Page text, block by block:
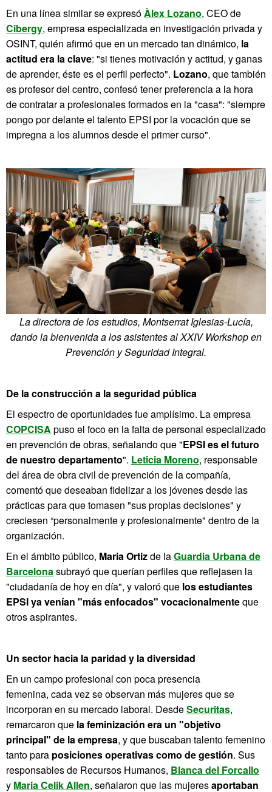
En una línea similar se expresóÀlex Lozano, CEO de
Cibergy, empresa especializada en investigación privada y
OSINT, quién afirmó que en un mercado tan dinámico, la
actitud era la clave: "si tienes motivación y actitud, y ganas
de aprender, éste es el perfil perfecto". Lozano, que también
es profesor del centro, confesó tener preferencia a la hora
de contratar a profesionales formados en la "casa": "siempre
pongo por delante el talento EPSI por la vocación que se
impregna a los alumnos desde el primer curso".
La directora de los estudios, Montserrat Iglesias-Lucía,
dando la bienvenida a los asistentes al XXIV Workshop en
Prevención y Seguridad Integral.
De la construcción a la seguridad pública
El espectro de oportunidades fue amplísimo. La empresa
COPCISA puso el foco en la falta de personal especializado
en prevención de obras, señalando que "EPSI es el futuro
de nuestro departamento". Leticia Moreno, responsable
del área de obra civil de prevención de la compañía,
comentó que deseaban fidelizar a los jóvenes desde las
prácticas para que tomasen "sus propias decisiones" y
creciesen “personalmente y profesionalmente" dentro de la
organización.
En el ámbito público, Maria Ortizde laGuardia Urbana de
Barcelonasubrayó que querían perfiles que reflejasen la
"ciudadanía de hoy en día", y valoró que los estudiantes
EPSI ya venían "más enfocados" vocacionalmenteque
otros aspirantes.
Un sector hacia la paridad y la diversidad
En un campo profesional con poca presencia
femenina, cada vez se observan más mujeres que se
incorporan en su mercado laboral. DesdeSecuritas,
remarcaron que la feminización era un "objetivo
principal" de la empresa, y que buscaban talento femenino
tanto para posiciones operativas como de gestión. Sus
responsables de Recursos Humanos, Blanca del Forcallo
y Maria Celik Allen, señalaron que las mujeresaportaban